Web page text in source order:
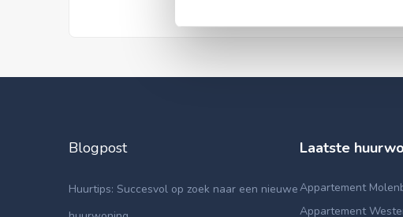
Blogpost
Huurtips: Succesvol op zoek naar een nieuwe
Laatste
Appartement
Appartement